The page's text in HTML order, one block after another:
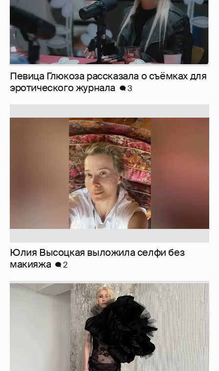
Юлия Высоцкая выложила селфи без
Журналистка Сулим примерила новый